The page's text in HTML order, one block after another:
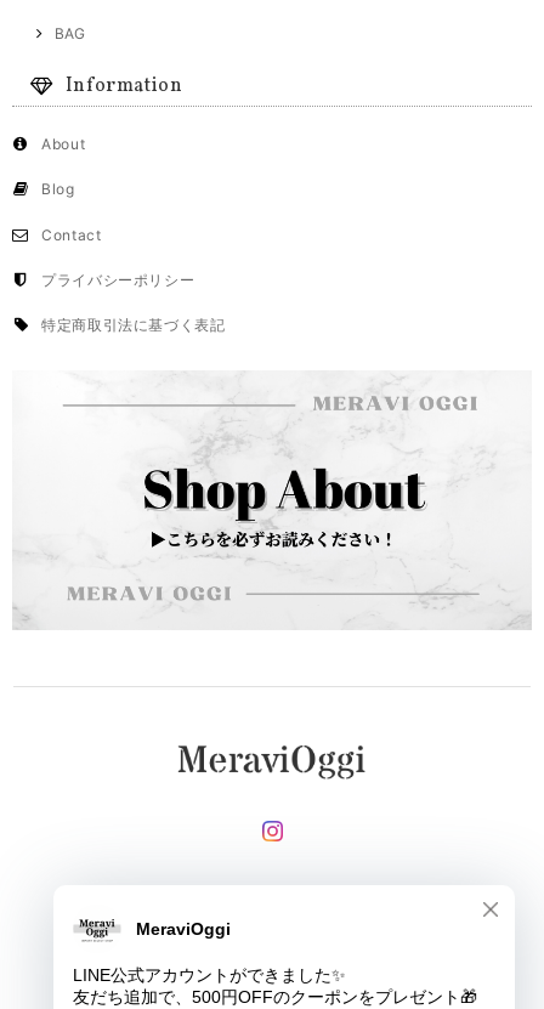
BAG
Information
About
Blog
Contact
プライバシーポリシー
特定商取引法に基づく表記